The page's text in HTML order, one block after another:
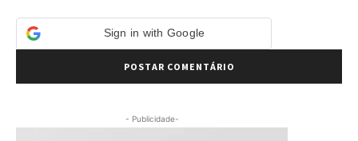
Sign in with Google
- Publicidade-